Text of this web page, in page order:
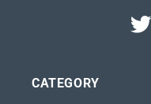
CATEGORY